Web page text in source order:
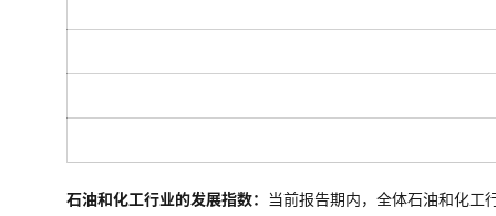
石油和化工行业的发展指数： 当前报告期内，全体石油和化工